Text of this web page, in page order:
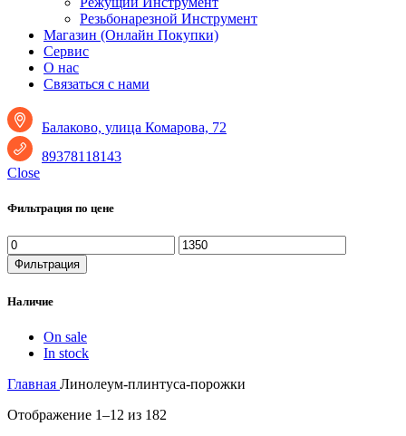
Резьбонарезной Инструмент
Магазин (Онлайн Покупки)
Сервис
О нас
Связаться с нами
Балаково, улица Комарова, 72
89378118143
Close
Фильтрация по цене
Минимальная
цена
Максимальная
цена
Фильтрация
Наличие
On sale
In stock
Главная Линолеум-плинтуса-порожки
Отображение 1–12 из 182